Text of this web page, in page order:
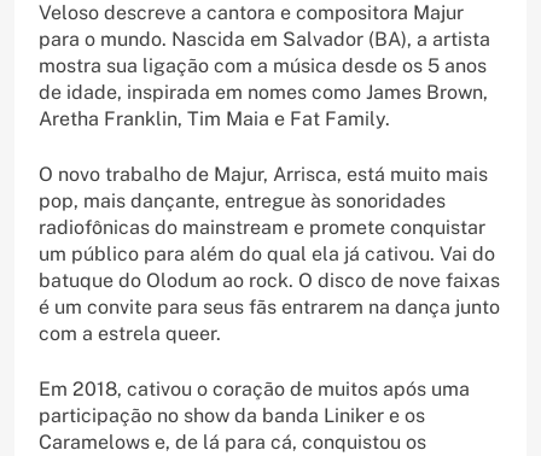
Veloso descreve a cantora e compositora Majur
para o mundo. Nascida em Salvador (BA), a artista
mostra sua ligação com a música desde os 5 anos
de idade, inspirada em nomes como James Brown,
Aretha Franklin, Tim Maia e Fat Family.
O novo trabalho de Majur, Arrisca, está muito mais
pop, mais dançante, entregue às sonoridades
radiofônicas do mainstream e promete conquistar
um público para além do qual ela já cativou. Vai do
batuque do Olodum ao rock. O disco de nove faixas
é um convite para seus fãs entrarem na dança junto
com a estrela queer.
Em 2018, cativou o coração de muitos após uma
participação no show da banda Liniker e os
Caramelows e, de lá para cá, conquistou os